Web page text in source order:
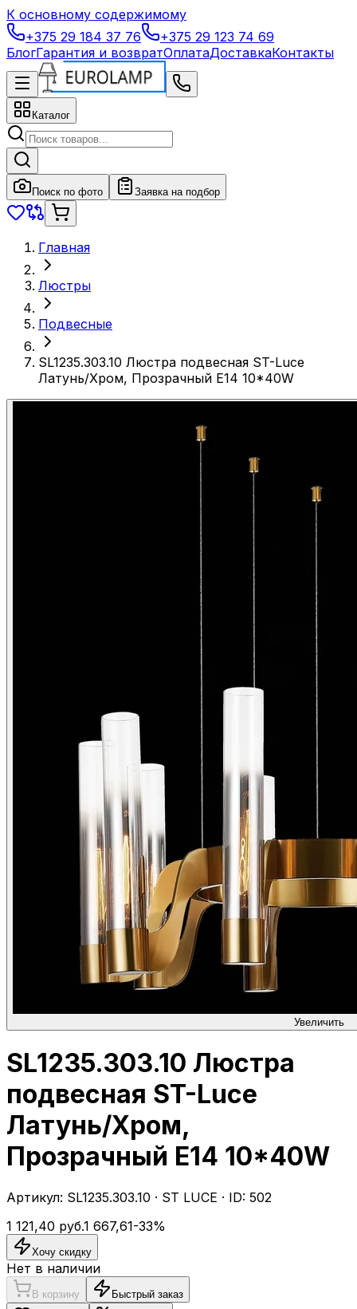
К основному содержимому
+375 29 184 37 76
+375 29 123 74 69
БлогГарантия и возвратОплатаДоставкаКонтакты
Каталог
Поиск по фото Заявка на подбор
Главная
Люстры
Подвесные
SL1235.303.10 Люстра подвесная ST-Luce
Латунь/Хром, Прозрачный E14 10*40W
Увеличить
SL1235.303.10 Люстра
подвесная ST-Luce
Латунь/Хром,
Прозрачный E14 10*40W
Артикул: SL1235.303.10 · ST LUCE · ID: 502
1 121,40 руб.1 667,61-33%
Хочу скидку
Нет в наличии
В корзину Быстрый заказ